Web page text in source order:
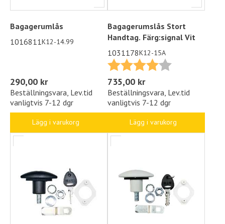
Bagagerumlås
1016811K12-14.99
290,00 kr
Beställningsvara, Lev.tid
vanligtvis 7-12 dgr
Lägg i varukorg
Bagagerumslås Stort
Handtag. Färg:signal Vit
1031178K12-15A
Betyg:
4.0 utav 5
735,00 kr
Beställningsvara, Lev.tid
vanligtvis 7-12 dgr
Lägg i varukorg